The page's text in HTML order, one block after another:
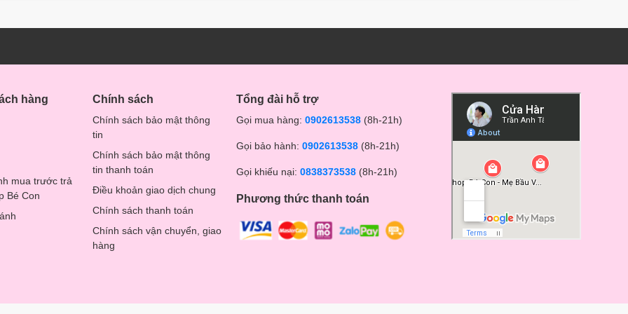
hàng
mua trước trả
Bé Con
Chính sách
Chính sách bảo mật thông
tin
Chính sách bảo mật thông
tin thanh toán
Điều khoản giao dịch chung
Chính sách thanh toán
Chính sách vận chuyển, giao
hàng
Tổng đài hỗ trợ
Gọi mua hàng: 0902613538 (8h-21h)
Gọi bảo hành: 0902613538 (8h-21h)
Gọi khiếu nại: 0838373538 (8h-21h)
Phương thức thanh toán